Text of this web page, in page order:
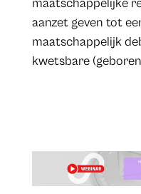
aanzet geven tot
maatschappelijk
kwetsbare